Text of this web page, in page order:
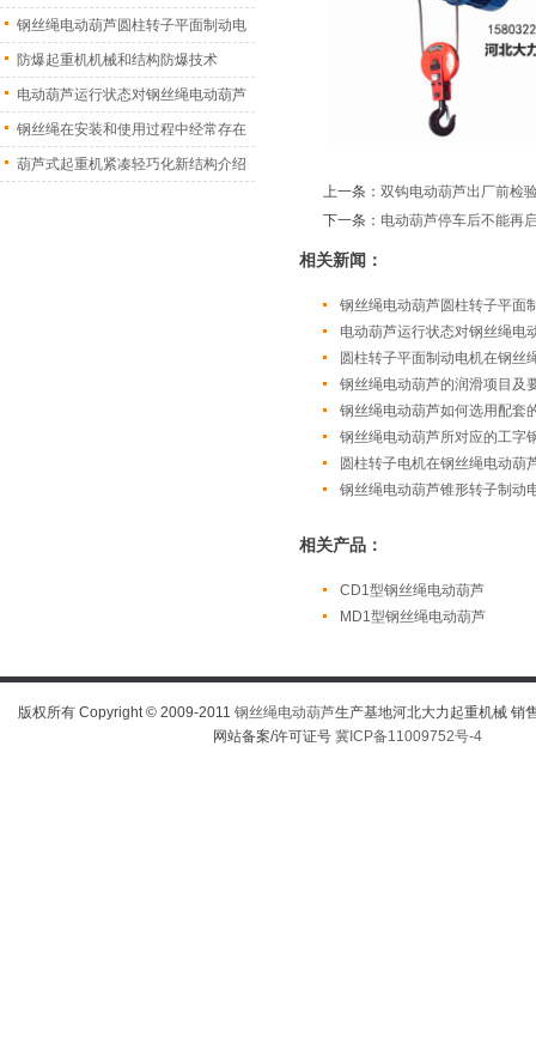
上一条： 双钩电动葫芦出厂前检
下一条： 电动葫芦停车后不能再
相关新闻：
钢丝绳电动葫芦圆柱转子平面
电动葫芦运行状态对钢丝绳电
圆柱转子平面制动电机在钢丝
钢丝绳电动葫芦的润滑项目及
钢丝绳电动葫芦如何选用配套
钢丝绳电动葫芦所对应的工字
圆柱转子电机在钢丝绳电动葫
钢丝绳电动葫芦锥形转子制动
相关产品：
CD1型钢丝绳电动葫芦
MD1型钢丝绳电动葫芦
葫 钢丝绳电动葫芦圆柱转子平面制动电
机
防爆起重机机械和结构防爆技术
电动葫芦运行状态对钢丝绳电动葫芦
振 钢丝绳在安装和使用过程中经常存在
的 葫芦式起重机紧凑轻巧化新结构介绍
版权所有 Copyright © 2009-2011 钢丝绳电动葫芦生产基地河北大力起重机械 销
网站备案/许可证号 冀ICP备11009752号-4